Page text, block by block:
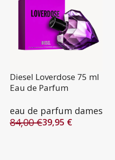
Diesel Loverdose 75 ml
Eau de Parfum
eau de parfum dames
84,00€
Oorspronkelijke
39,95 €
Huidige